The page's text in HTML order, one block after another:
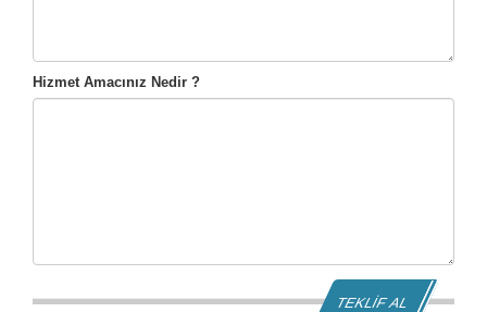
Hizmet Amacınız Nedir ?
TEKLİF AL